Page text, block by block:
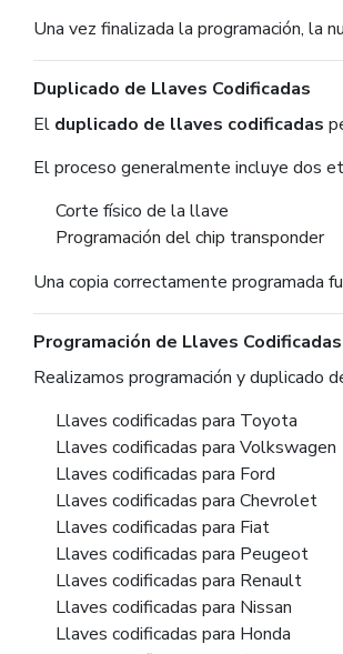
Una vez finalizada la programación, la
Duplicado de Llaves Codificadas
El duplicado de llaves codificadas
El proceso generalmente incluye dos
Corte físico de la llave
Programación del chip transponder
Una copia correctamente programada
Programación de Llaves
Realizamos programación y duplicado
Llaves codificadas para Toyota
Llaves codificadas para Volkswagen
Llaves codificadas para Ford
Llaves codificadas para Chevrolet
Llaves codificadas para Fiat
Llaves codificadas para Peugeot
Llaves codificadas para Renault
Llaves codificadas para Nissan
Llaves codificadas para Honda